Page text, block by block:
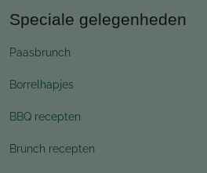
Speciale gelegenheden
Paasbrunch
Borrelhapjes
BBQ recepten
Brunch recepten